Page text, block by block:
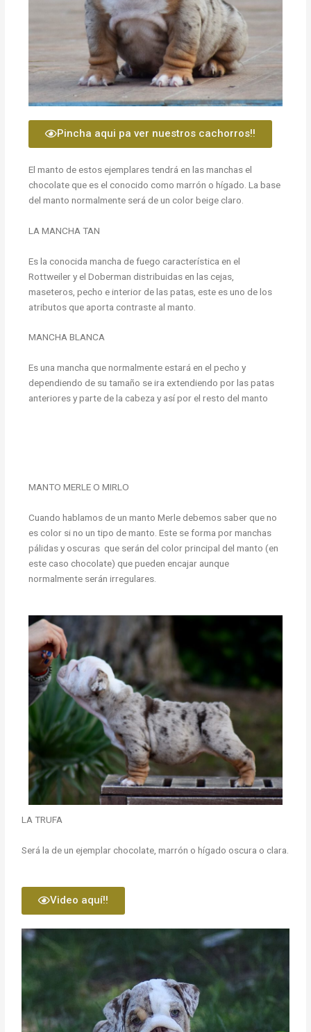
Pincha aqui pa ver nuestros cachorros!!
El manto de estos ejemplares tendrá en las manchas el
chocolate que es el conocido como marrón o hígado. La base
del manto normalmente será de un color beige claro.
LA MANCHA TAN
Es la conocida mancha de fuego característica en el
Rottweiler y el Doberman distribuidas en las cejas,
maseteros, pecho e interior de las patas, este es uno de los
atributos que aporta contraste al manto.
MANCHA BLANCA
Es una mancha que normalmente estará en el pecho y
dependiendo de su tamaño se ira extendiendo por las patas
anteriores y parte de la cabeza y así por el resto del manto
MANTO MERLE O MIRLO
Cuando hablamos de un manto Merle debemos saber que no
es color si no un tipo de manto. Este se forma por manchas
pálidas y oscuras que serán del color principal del manto (en
este caso chocolate) que pueden encajar aunque
normalmente serán irregulares.
LA TRUFA
Será la de un ejemplar chocolate, marrón o hígado oscura o clara.
Video aquí!!